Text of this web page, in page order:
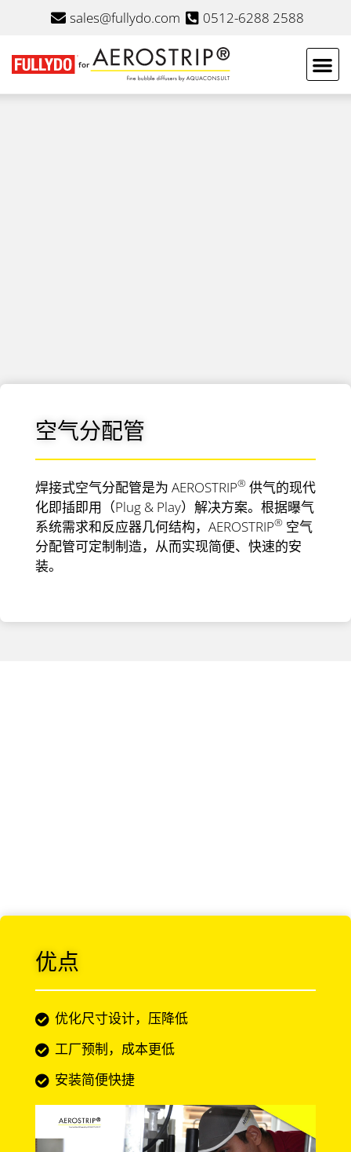
sales@fullydo.com 0512-6288 2588
for
空气分配管
焊接式空气分配管是为 AEROSTRIP®供气的现代
化即插即用（Plug & Play）解决方案。根据曝气
系统需求和反应器几何结构，AEROSTRIP®空气
分配管可定制制造，从而实现简便、快速的安
装。
优点
优化尺寸设计，压降低
工厂预制，成本更低
安装简便快捷